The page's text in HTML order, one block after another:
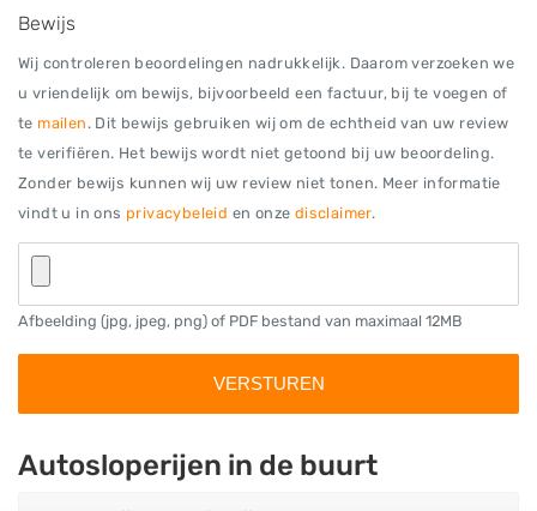
Bewijs
Wij controleren beoordelingen nadrukkelijk. Daarom verzoeken we
u vriendelijk om bewijs, bijvoorbeeld een factuur, bij te voegen of
te mailen . Dit bewijs gebruiken wij om de echtheid van uw review
te verifiëren. Het bewijs wordt niet getoond bij uw beoordeling.
Zonder bewijs kunnen wij uw review niet tonen. Meer informatie
vindt u in ons privacybeleid en onze disclaimer.
Afbeelding (jpg, jpeg, png) of PDF bestand van maximaal 12MB
Autosloperijen in de buurt